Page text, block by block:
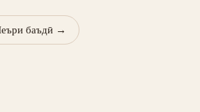
баъдӣ →